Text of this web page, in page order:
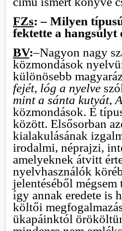
FZs: – Milyen
fektette a
BV:–Nagyon nagy
közmondások
különösebb
fejét, lóg a nyelve
mint a sánta kutyát,
közmondások. E
között. Elsősorban
kialakulásának
irodalmi, néprajzi,
amelyeknek átvitt
nyelvhasználók
jelentéséből
így annak eredete is
költői
ükapáinktól